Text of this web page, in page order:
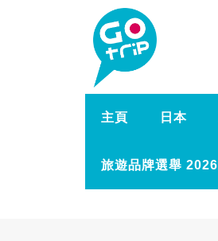
主頁 日本
旅遊品牌選舉 2026